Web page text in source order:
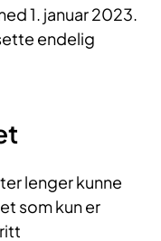
1. januar 2023.
endelig
lenger kunne
som kun er